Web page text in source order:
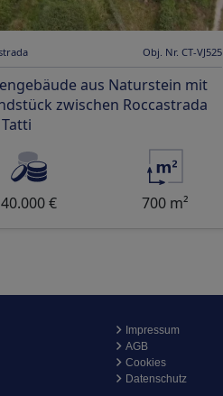
Obj. Nr. CT-VJ525
aus Naturstein mit
zwischen Roccastrada
40.000 € 700 m²
Impressum
AGB
Cookies
Datenschutz